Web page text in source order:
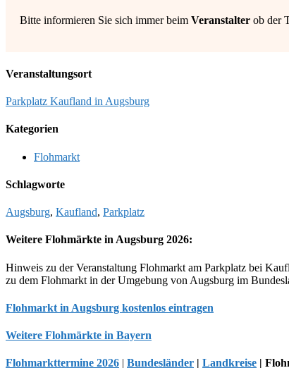
Bitte informieren Sie sich immer beim Veranstalter ob der
Veranstaltungsort
Parkplatz Kaufland in Augsburg
Kategorien
Flohmarkt
Schlagworte
Augsburg, Kaufland, Parkplatz
Weitere Flohmärkte in Augsburg 2026:
Hinweis zu der Veranstaltung Flohmarkt am Parkplatz bei
zu dem Flohmarkt in der Umgebung von Augsburg im
Flohmarkt in Augsburg kostenlos eintragen
Weitere Flohmärkte in Bayern
Flohmarkttermine 2026 | Bundesländer | Landkreise |